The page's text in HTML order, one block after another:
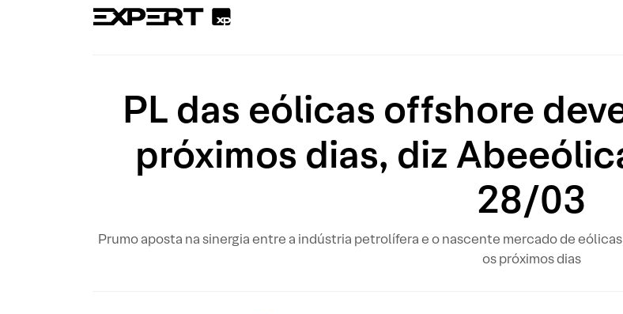
PL das eólicas offshore
próximos dias, diz
28/03
Prumo aposta na sinergia entre a indústria petrolífera e o nascente mercado de
os próximos dias